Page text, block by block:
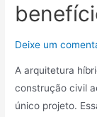
Deixe um
A arquitetura
construção civil
único projeto.